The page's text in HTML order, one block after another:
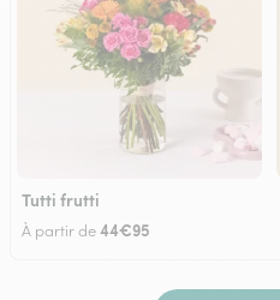
Tutti frutti
À partir de44€95